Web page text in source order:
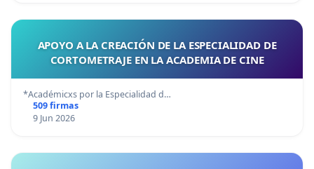
APOYO A LA CREACIÓN DE LA ESPECIALIDAD DE
CORTOMETRAJE EN LA ACADEMIA DE CINE
*Académicxs por la Especialidad d…
509 firmas
9 Jun 2026